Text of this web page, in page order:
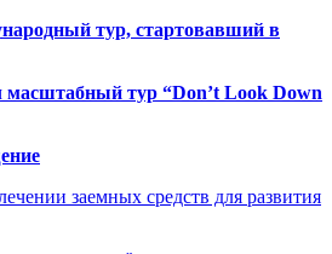
тур, стартовавший в
масштабный тур “Don’t Look Down
заемных средств для развития